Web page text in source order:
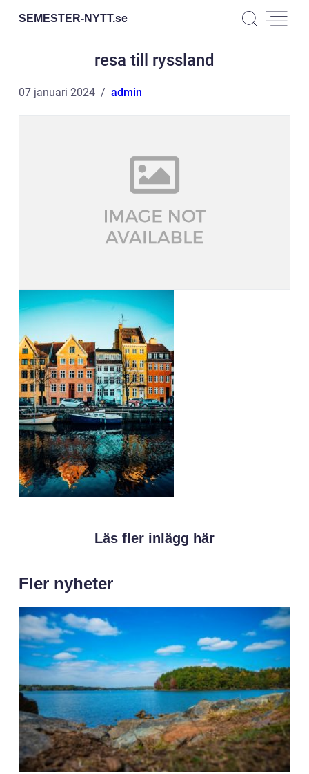
SEMESTER-NYTT.se
resa till ryssland
07 januari 2024 admin
Läs fler inlägg här
Fler nyheter